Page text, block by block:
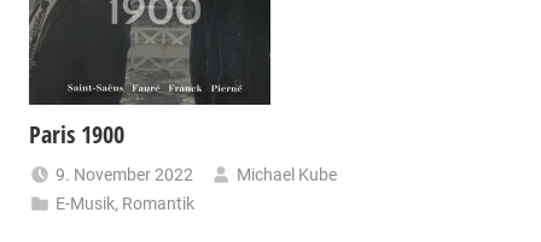
Paris 1900
9. November 2022
Michael Kube
E-Musik, Romantik